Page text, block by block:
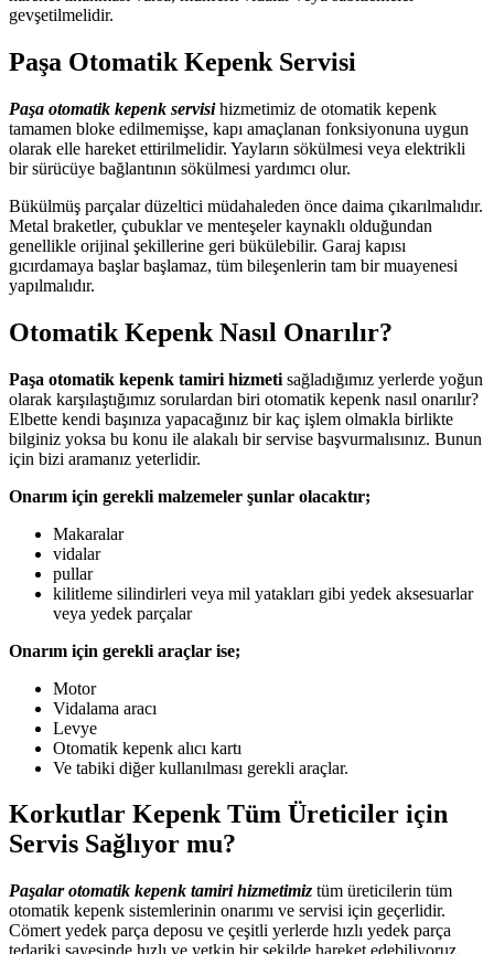
gevşetilmelidir.
Paşa Otomatik Kepenk Servisi
Paşa otomatik kepenk servisihizmetimiz de otomatik kepenk
tamamen bloke edilmemişse, kapı amaçlanan fonksiyonuna uygun
olarak elle hareket ettirilmelidir. Yayların sökülmesi veya elektrikli
bir sürücüye bağlantının sökülmesi yardımcı olur.
Bükülmüş parçalar düzeltici müdahaleden önce daima çıkarılmalıdır.
Metal braketler, çubuklar ve menteşeler kaynaklı olduğundan
genellikle orijinal şekillerine geri bükülebilir. Garaj kapısı
gıcırdamaya başlar başlamaz, tüm bileşenlerin tam bir muayenesi
yapılmalıdır.
Otomatik Kepenk Nasıl Onarılır?
Paşa otomatik kepenk tamiri hizmeti sağladığımız yerlerde yoğun
olarak karşılaştığımız sorulardan biri otomatik kepenk nasıl onarılır?
Elbette kendi başınıza yapacağınız bir kaç işlem olmakla birlikte
bilginiz yoksa bu konu ile alakalı bir servise başvurmalısınız. Bunun
için bizi aramanız yeterlidir.
Onarım için gerekli malzemeler şunlar olacaktır;
Makaralar
vidalar
pullar
kilitleme silindirleri veya mil yatakları gibi yedek aksesuarlar
veya yedek parçalar
Onarım için gerekli araçlar ise;
Motor
Vidalama aracı
Levye
Otomatik kepenk alıcı kartı
Ve tabiki diğer kullanılması gerekli araçlar.
Korkutlar Kepenk Tüm Üreticiler için
Servis Sağlıyor mu?
Paşalar otomatik kepenk tamiri hizmetimiz tüm üreticilerin tüm
otomatik kepenk sistemlerinin onarımı ve servisi için geçerlidir.
Cömert yedek parça deposu ve çeşitli yerlerde hızlı yedek parça